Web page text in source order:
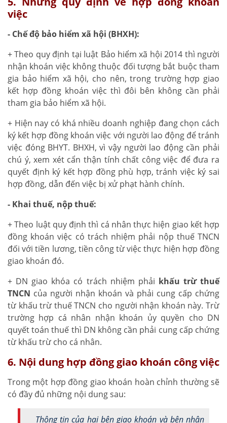
việc
- Chế độ bảo hiểm xã hội (BHXH):
+ Theo quy định tại luật Bảo hiểm xã hội 2014 thì người
nhận khoán việc không thuộc đối tượng bắt buộc tham
gia bảo hiểm xã hội, cho nên, trong trường hợp giao
kết hợp đồng khoán việc thì đôi bên không cần phải
tham gia bảo hiểm xã hội.
+ Hiện nay có khá nhiều doanh nghiệp đang chọn cách
ký kết hợp đồng khoán việc với người lao động để tránh
việc đóng BHYT. BHXH, vì vậy người lao động cần phải
chú ý, xem xét cẩn thận tính chất công việc để đưa ra
quyết định ký kết hợp đồng phù hợp, tránh việc ký sai
hợp đồng, dẫn đến việc bị xử phạt hành chính.
- Khai thuế, nộp thuế:
+ Theo luật quy định thì cá nhân thực hiện giao kết hợp
đồng khoán việc có trách nhiệm phải nộp thuế TNCN
đối với tiền lương, tiền công từ việc thực hiện hợp đồng
giao khoán đó.
+ DN giao khóa có trách nhiệm phải khấu trừ thuế
TNCN của người nhận khoán và phải cung cấp chứng
từ khấu trừ thuế TNCN cho người nhận khoán này. Trừ
trường hợp cá nhân nhận khoán ủy quyền cho DN
quyết toán thuế thì DN không cần phải cung cấp chứng
từ khấu trừ cho cá nhân.
6. Nội dung hợp đồng giao khoán công việc
Trong một hợp đồng giao khoán hoàn chỉnh thường sẽ
có đầy đủ những nội dung sau:
Thông tin của hai bên giao khoán và bên nhận